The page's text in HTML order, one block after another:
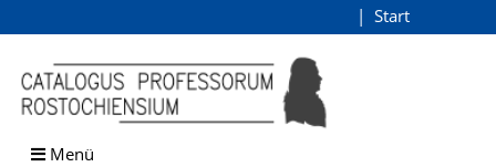
Browsen
direkt zum Inhalt
Start
Menü